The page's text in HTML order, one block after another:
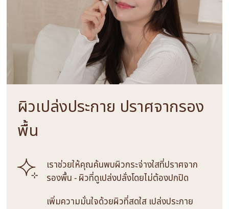
ผิวเปล่งประกาย ปราศจากรอง
พื้น
เราช่วยให้คุณค้นพบผิวกระจ่างใสที่ปราศจาก
รองพื้น - ผิวที่ดูเปล่งปลั่งโดยไม่ต้องปกปิด
เพิ่มความมั่นใจด้วยผิวที่สดใส เปล่งประกาย